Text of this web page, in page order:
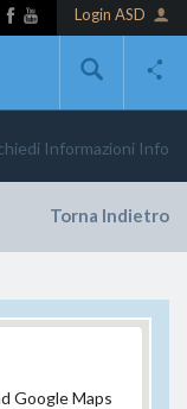
Login ASD
Informazioni Info
Torna Indietro
Google Maps